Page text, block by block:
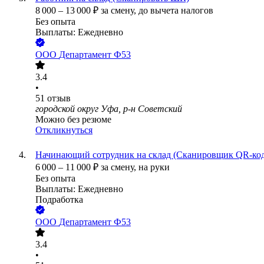
8 000 – 13 000 ₽ за смену, до вычета налогов
Без опыта
Выплаты: Ежедневно
ООО Департамент Ф53
3.4
•
51 отзыв
городской округ Уфа, р-н Советский
Можно без резюме
Откликнуться
Начинающий сотрудник на склад (Сканировщик QR-
6 000 – 11 000 ₽ за смену, на руки
Без опыта
Выплаты: Ежедневно
Подработка
ООО Департамент Ф53
3.4
•